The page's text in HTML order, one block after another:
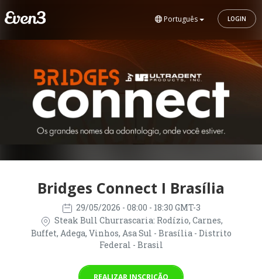
Português LOGIN
Bridges Connect I Brasília
29/05/2026 - 08:00 - 18:30 GMT-3
Steak Bull Churrascaria: Rodízio, Carnes,
Buffet, Adega, Vinhos, Asa Sul - Brasília - Distrito
Federal - Brasil
REALIZAR INSCRIÇÃO